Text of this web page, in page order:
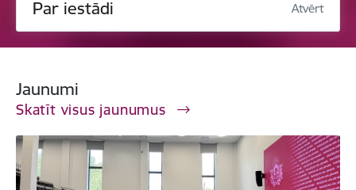
Par iestādi Atvērt
Jaunumi
Skatīt visus jaunumus